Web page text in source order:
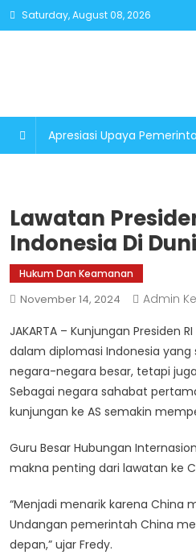
Skip
to
Saturday, August 08, 2026
Apresiasi Upaya
Lawatan
Indonesia Di
Hukum Dan Keamanan
November 14, 2024 Admin
JAKARTA – Kunjungan Presiden
dalam diplomasi Indonesia
negara-negara besar, tetapi
Sebagai negara sahabat
kunjungan ke AS semakin
Guru Besar Hubungan
makna penting dari lawatan ke
“Menjadi menarik karena China
Undangan pemerintah China
depan,” ujar Fredy.